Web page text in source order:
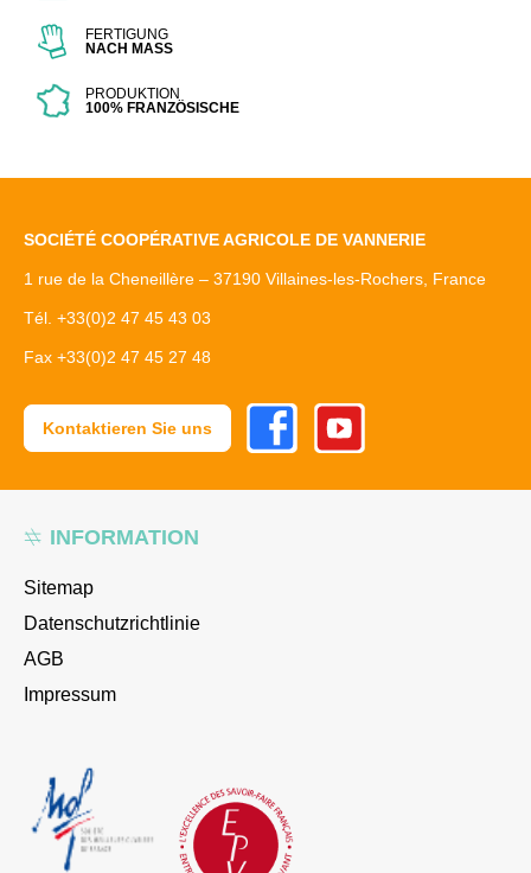
FERTIGUNG
NACH MASS
PRODUKTION
100% FRANZÖSISCHE
INFORMATION
Sitemap
Datenschutzrichtlinie
AGB
Impressum
SOCIÉTÉ COOPÉRATIVE AGRICOLE DE VANNERIE
1 rue de la Cheneillère – 37190 Villaines-les-Rochers, France
Tél. +33(0)2 47 45 43 03
Fax +33(0)2 47 45 27 48
Kontaktieren Sie uns
FacebookYoutube